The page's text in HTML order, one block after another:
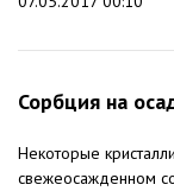
Сорбция на
Некоторые
свежеосажденном